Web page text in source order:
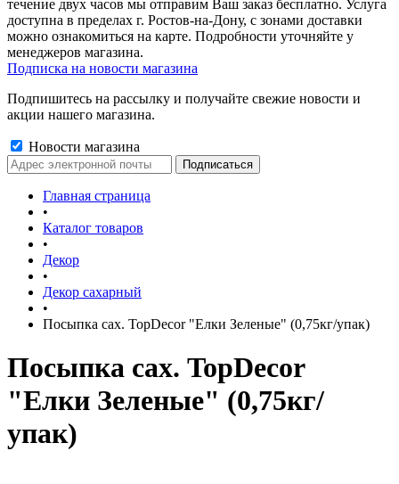
течение двух часов мы отправим Ваш заказ бесплатно. Услуга
доступна в пределах г. Ростов-на-Дону, с зонами доставки
можно ознакомиться на карте. Подробности уточняйте у
менеджеров магазина.
Подписка на новости магазина
Подпишитесь на рассылку и получайте свежие новости и
акции нашего магазина.
Новости магазина
Главная страница
•
Каталог товаров
•
Декор
•
Декор сахарный
•
Посыпка сах. TopDecor "Елки Зеленые" (0,75кг/упак)
Посыпка сах. TopDecor
"Елки Зеленые" (0,75кг/
упак)